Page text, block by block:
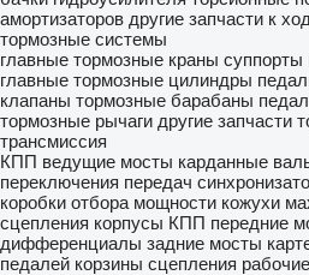
амортизаторов другие запчасти к
тормозные системы
главные тормозные краны суппорты
главные тормозные цилиндры
клапаны тормозные барабаны
тормозные рычаги другие запчасти
трансмиссия
КПП ведущие мосты карданные
переключения передач
коробки отбора мощности кожухи
сцепления корпусы КПП передние
дифференциалы задние мосты
педалей корзины сцепления